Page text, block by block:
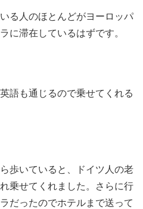
る人のほとんどがヨーロッパ
に滞在しているはずです。
語も通じるので乗せてくれる
歩いていると、ドイツ人の老
乗せてくれました。さらに行
だったのでホテルまで送って